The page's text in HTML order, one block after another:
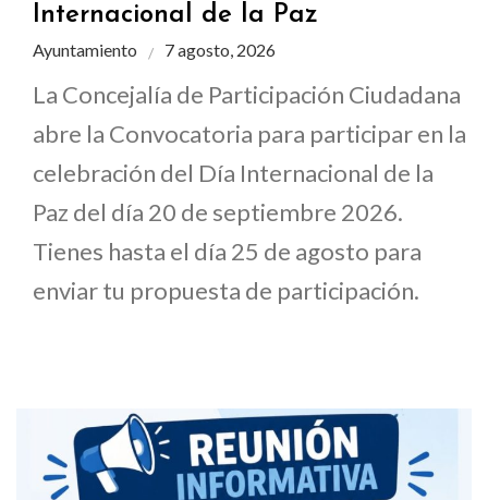
Internacional de la Paz
Ayuntamiento 7 agosto, 2026
La Concejalía de Participación Ciudadana
abre la Convocatoria para participar en la
celebración del Día Internacional de la
Paz del día 20 de septiembre 2026.
Tienes hasta el día 25 de agosto para
enviar tu propuesta de participación.